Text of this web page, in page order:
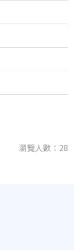
瀏覽人數：28